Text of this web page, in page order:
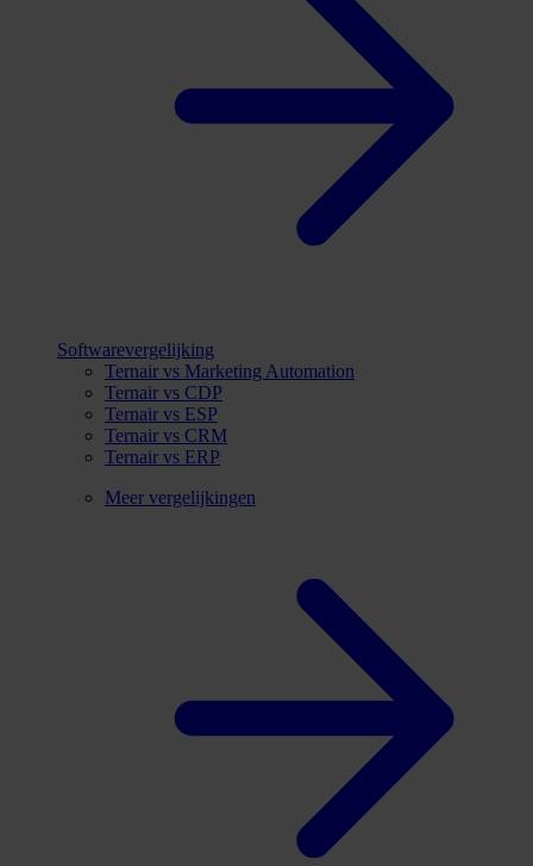
Softwarevergelijking
Ternair vs Marketing Automation
Ternair vs CDP
Ternair vs ESP
Ternair vs CRM
Ternair vs ERP
Meer vergelijkingen